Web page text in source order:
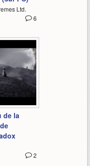
Ltd.
6
de la
2